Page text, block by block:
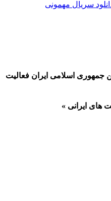
جمهوری اسلامی ایران فعالیت
های ایرانی »